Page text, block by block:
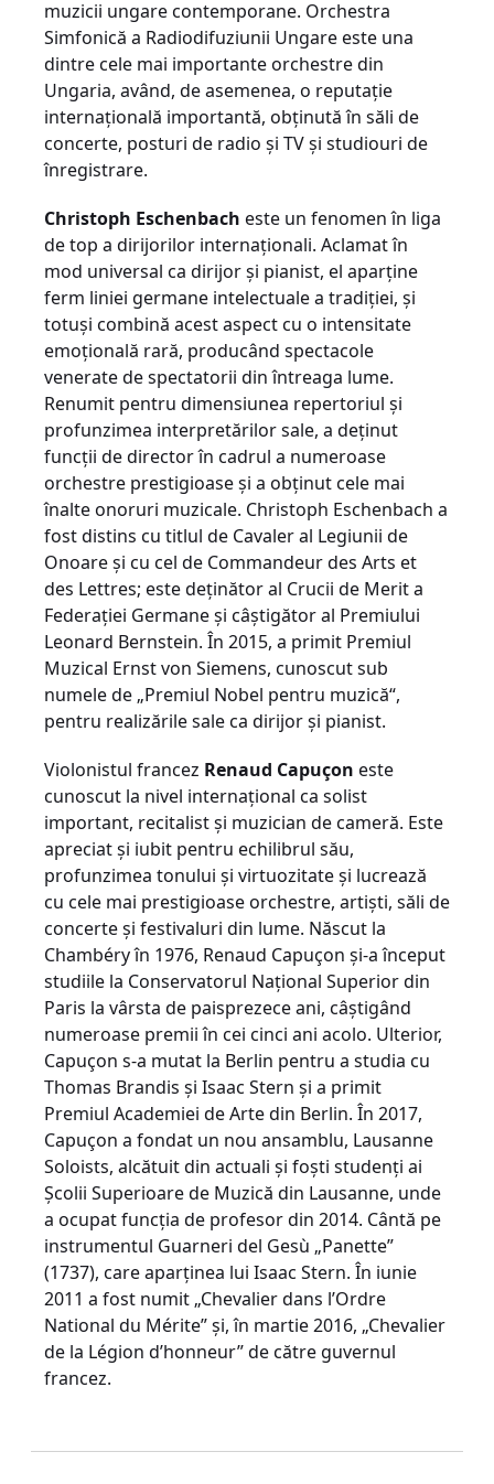
muzicii ungare contemporane. Orchestra
Simfonică a Radiodifuziunii Ungare este una
dintre cele mai importante orchestre din
Ungaria, având, de asemenea, o reputație
internațională importantă, obținută în săli de
concerte, posturi de radio și TV și studiouri de
înregistrare.
Christoph Eschenbach este un fenomen în liga
de top a dirijorilor internaționali. Aclamat în
mod universal ca dirijor și pianist, el aparține
ferm liniei germane intelectuale a tradiției, și
totuși combină acest aspect cu o intensitate
emoțională rară, producând spectacole
venerate de spectatorii din întreaga lume.
Renumit pentru dimensiunea repertoriul și
profunzimea interpretărilor sale, a deținut
funcții de director în cadrul a numeroase
orchestre prestigioase și a obținut cele mai
înalte onoruri muzicale. Christoph Eschenbach a
fost distins cu titlul de Cavaler al Legiunii de
Onoare și cu cel de Commandeur des Arts et
des Lettres; este deținător al Crucii de Merit a
Federației Germane și câștigător al Premiului
Leonard Bernstein. În 2015, a primit Premiul
Muzical Ernst von Siemens, cunoscut sub
numele de „Premiul Nobel pentru muzică“,
pentru realizările sale ca dirijor și pianist.
Violonistul francez Renaud Capuçon este
cunoscut la nivel internațional ca solist
important, recitalist și muzician de cameră. Este
apreciat și iubit pentru echilibrul său,
profunzimea tonului și virtuozitate și lucrează
cu cele mai prestigioase orchestre, artiști, săli de
concerte și festivaluri din lume. Născut la
Chambéry în 1976, Renaud Capuçon și-a început
studiile la Conservatorul Național Superior din
Paris la vârsta de paisprezece ani, câștigând
numeroase premii în cei cinci ani acolo. Ulterior,
Capuçon s-a mutat la Berlin pentru a studia cu
Thomas Brandis și Isaac Stern și a primit
Premiul Academiei de Arte din Berlin. În 2017,
Capuçon a fondat un nou ansamblu, Lausanne
Soloists, alcătuit din actuali și foști studenți ai
Școlii Superioare de Muzică din Lausanne, unde
a ocupat funcția de profesor din 2014. Cântă pe
instrumentul Guarneri del Gesù „Panette”
(1737), care aparținea lui Isaac Stern. În iunie
2011 a fost numit „Chevalier dans l’Ordre
National du Mérite” și, în martie 2016, „Chevalier
de la Légion d’honneur” de către guvernul
francez.